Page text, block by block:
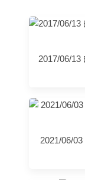
2017/06/13
2021/06/